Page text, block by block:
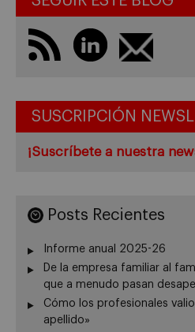
SUSCRIPCIÓN
¡Suscríbete a nuestra
Posts Recientes
Informe anual 2025-26
De la empresa familiar al
que a menudo pasan
Cómo los profesionales
apellido»